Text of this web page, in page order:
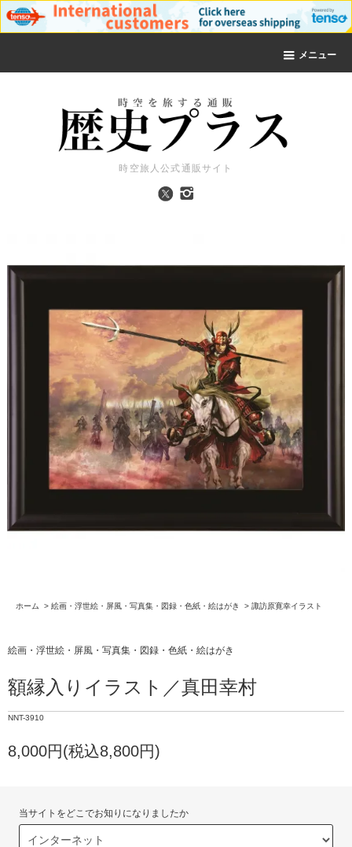
メニュー
時空旅人公式通販サイト
ホーム > 絵画・浮世絵・屏風・写真集・図録・色紙・絵はがき > 諏訪原寛幸イラスト
絵画・浮世絵・屏風・写真集・図録・色紙・絵はがき
額縁入りイラスト／真田幸村
NNT-3910
8,000円(税込8,800円)
当サイトをどこでお知りになりましたか